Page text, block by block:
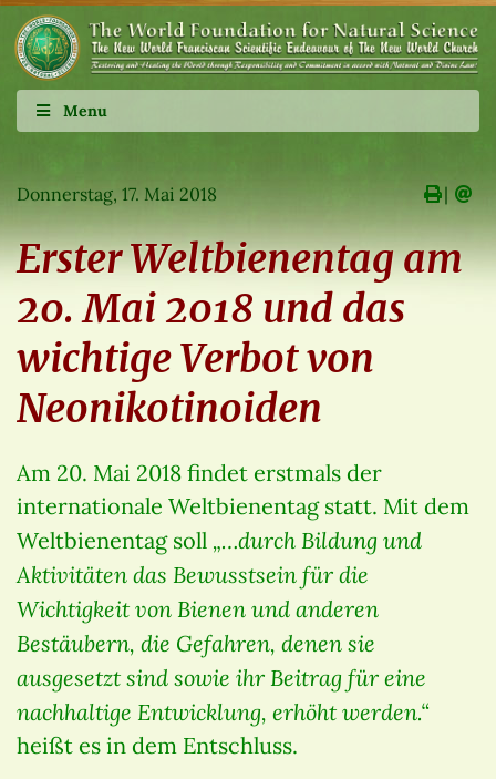
Menu
Donnerstag, 17. Mai 2018 ∣
Erster Weltbienentag am
20. Mai 2018 und das
wichtige Verbot von
Neonikotinoiden
Am 20. Mai 2018 findet erstmals der
internationale Weltbienentag statt. Mit dem
Weltbienentag soll „…durch Bildung und
Aktivitäten das Bewusstsein für die
Wichtigkeit von Bienen und anderen
Bestäubern, die Gefahren, denen sie
ausgesetzt sind sowie ihr Beitrag für eine
nachhaltige Entwicklung, erhöht werden.“
heißt es in dem Entschluss.